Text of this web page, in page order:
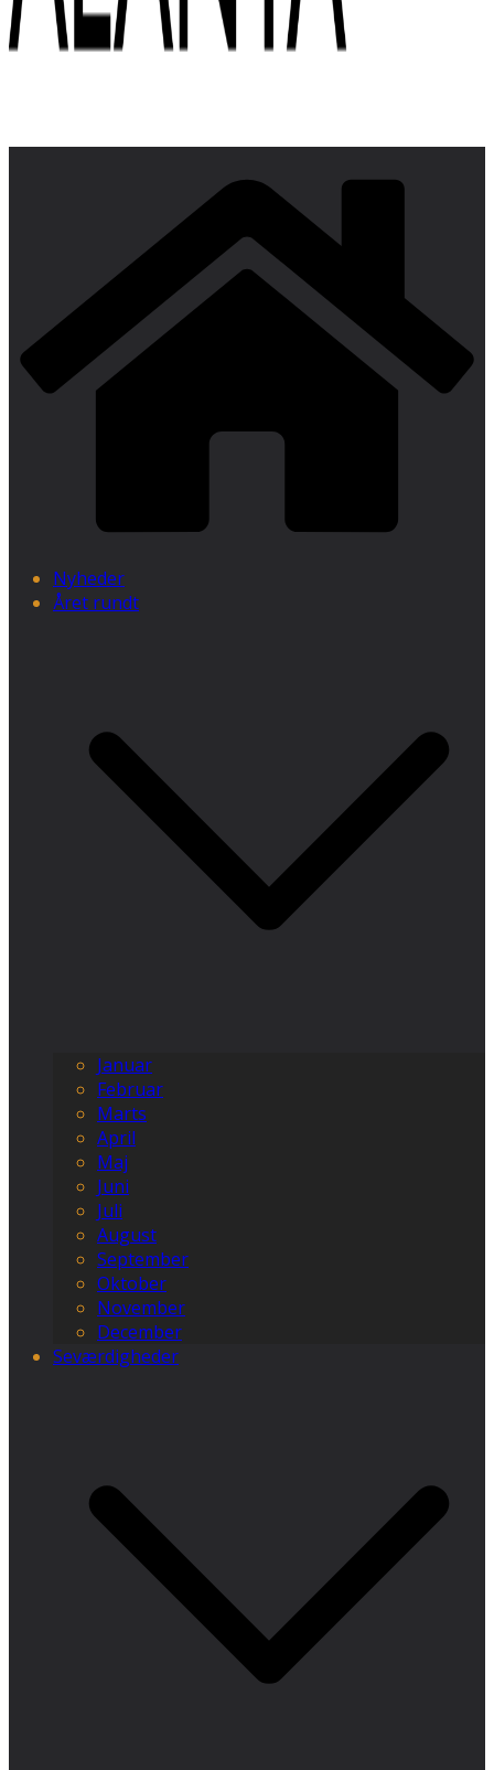
Nyheder
Året rundt
Januar
Februar
Marts
April
Maj
Juni
Juli
August
September
Oktober
November
December
Seværdigheder